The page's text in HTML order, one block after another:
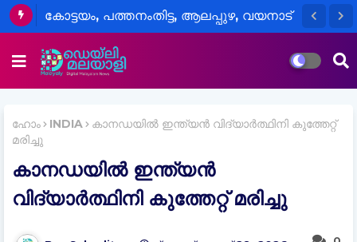
കോട്ടയം, പത്തനംതിട്ട, ആലപ്പുഴ, വയനാട്
സ്ഥാപനങ്ങൾക്ക് നാളെ അവധി
ഹോം INDIA
കാനഡയില്‍ ഇന്ത്യന്‍ വിദ്യാര്‍ത്ഥിനി കുത്തേറ്റ്
മരിച്ചു
കാനഡയില്‍ ഇന്ത്യന്‍
വിദ്യാര്‍ത്ഥിനി കുത്തേറ്റ് മരിച്ചു